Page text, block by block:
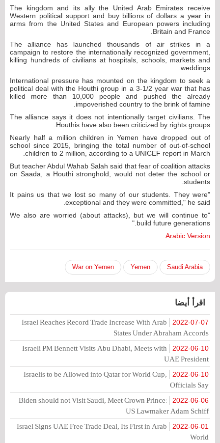
The kingdom and its ally the United Arab Emirates receive
Western political support and buy billions of dollars a year in
arms from the United States and European powers including
Britain and France.
The alliance has launched thousands of air strikes in a
campaign to restore the internationally recognized government,
killing hundreds of civilians at hospitals, schools, markets and
weddings.
International pressure has mounted on the kingdom to seek a
political deal with the Houthi group in a 3-1/2 year war that has
killed more than 10,000 people and pushed the already
impoverished country to the brink of famine.
The alliance says it does not intentionally target civilians. The
Houthis have also been criticized by rights groups.
Nearly half a million children in Yemen have dropped out of
school since 2015, bringing the total number of out-of-school
children to 2 million, according to a UNICEF report in March.
But teacher Abdul Wahab Salah said that fear of coalition attacks
on Saada, a Houthi stronghold, would not deter the school or
students.
"It pains us that we lost so many of our students. They were
exceptional and they were committed," he said.
"We also are worried (about attacks), but we will continue to
build future generations."
Arabic Version
Saudi Arabia
Yemen
War on Yemen
اقرأ أيضا
2022-07-07
Israel Reaches Record Trade Increase With Arab
States Under Abraham Accords
2022-06-10
Israeli PM Bennett Visits Abu Dhabi, Meets with
UAE President
2022-06-10
Israelis to be Allowed into Qatar for World Cup,
Officials Say
2022-06-06
Biden should not Visit Saudi, Meet Crown Prince:
US Lawmaker Adam Schiff
2022-06-01
Israel Signs UAE Free Trade Deal, Its First in Arab
World